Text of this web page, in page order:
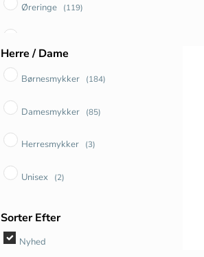
Øreringe (119)
Ure
Vedhæng (36)
Herre / Dame
Børnesmykker (184)
Damesmykker (85)
Herresmykker (3)
Unisex (2)
Sorter Efter
Nyhed